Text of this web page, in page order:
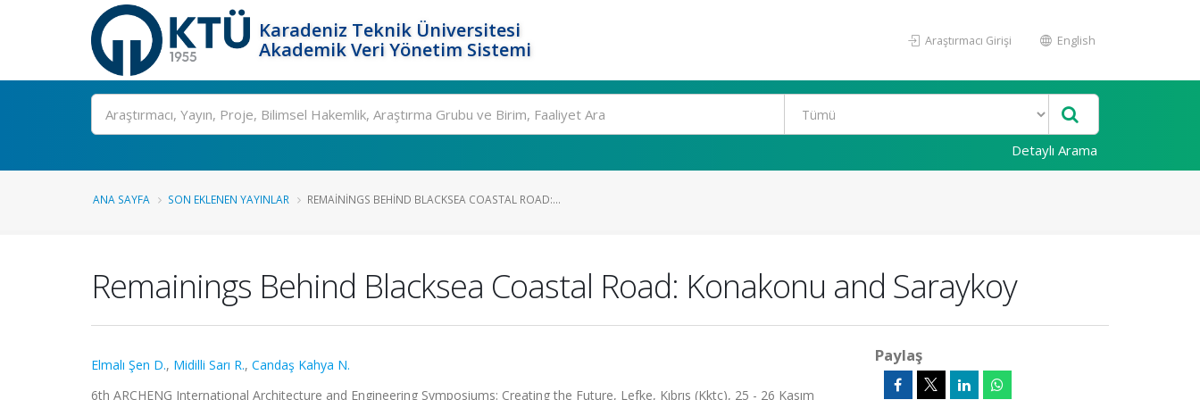
Karadeniz Teknik Üniversitesi
Akademik Veri Yönetim Sistemi
Araştırmacı Girişi English
Ara
Detaylı Arama
ANA SAYFA SON EKLENEN YAYINLAR REMAININGS BEHIND BLACKSEA COASTAL ROAD:...
Remainings Behind Blacksea Coastal Road: Konakonu and Saraykoy
Elmalı Şen D., Midilli Sarı R., Candaş Kahya N.
6th ARCHENG International Architecture and Engineering Symposiums: Creating the Future, Lefke, Kıbrıs (Kktc), 25 - 26 Kasım
Paylaş